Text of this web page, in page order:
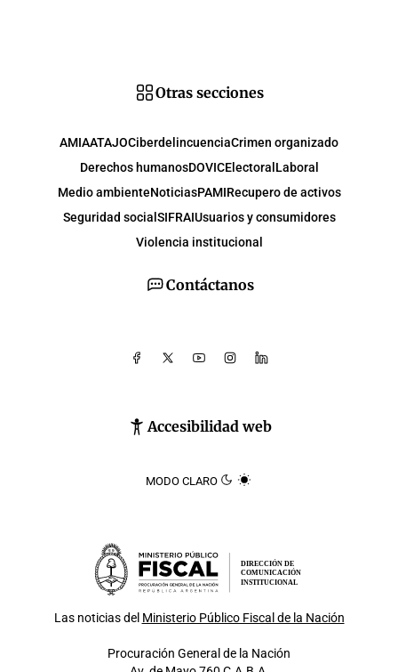
Contáctanos
Accesibilidad web
MODO CLARO
Otras secciones
AMIAATAJOCiberdelincuenciaCrimen organizado
Derechos humanosDOVICElectoral Laboral
Medio ambienteNoticiasPAMIRecupero de activos
Seguridad social SIFRAIUsuarios y consumidores
Violencia institucional
DIRECCIÓN DE
COMUNICACIÓN
INSTITUCIONAL
Las noticias del Ministerio Público Fiscal de la Nación
Procuración General de la Nación